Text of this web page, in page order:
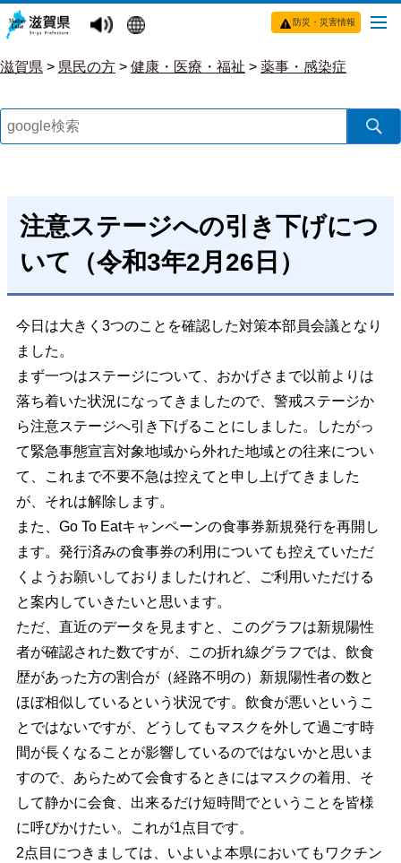
防災・災害情報
滋賀県 > 県民の方 > 健康・医療・福祉 > 薬事・感染症
注意ステージへの引き下げにつ
いて（令和3年2月26日）
今日は大きく3つのことを確認した対策本部員会議となり
ました。
まず一つはステージについて、おかげさまで以前よりは
落ち着いた状況になってきましたので、警戒ステージか
ら注意ステージへ引き下げることにしました。したがっ
て緊急事態宣言対象地域から外れた地域との往来につい
て、これまで不要不急は控えてと申し上げてきました
が、それは解除します。
また、Go To Eatキャンペーンの食事券新規発行を再開し
ます。発行済みの食事券の利用についても控えていただ
くようお願いしておりましたけれど、ご利用いただける
と案内していきたいと思います。
ただ、直近のデータを見ますと、このグラフは新規陽性
者が確認された数ですが、この折れ線グラフでは、飲食
歴があった方の割合が（経路不明の）新規陽性者の数と
ほぼ相似しているという状況です。飲食が悪いというこ
とではないですが、どうしてもマスクを外して過ごす時
間が長くなることが影響しているのではないかと思いま
すので、あらためて会食するときにはマスクの着用、そ
して静かに会食、出来るだけ短時間でということを皆様
に呼びかけたい。これが1点目です。
2点目につきましては、いよいよ本県においてもワクチン